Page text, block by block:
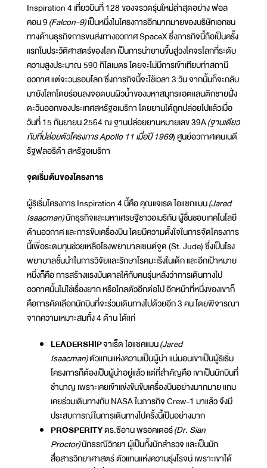
Inspiration 4 เที่ยวบินที่ 128 ของจรวดรุ่นใหม่ล่าสุดอย่าง ฟอล
คอน 9(Falcon-9)เป็นหนึ่งในโครงการอีกมากมายของบริษัทเอกชน
ทางด้านธุรกิจการขนส่งทางอวกาศ SpaceX ซึ่งภารกิจนี้ถือเป็นครั้ง
แรกในประวัติศาสตร์ของโลก เป็นการนำยานขึ้นสู่วงโคจร​โลกที่ระดับ
ความสูงประมาณ 590 กิโลเมตร โดยจะไม่มีการเข้าเทียบท่าสถานี
อวกาศ​ แต่จะวนรอบโลก ซึ่งภารกิจนี้จะใช้เวลา 3 วัน จากนั้นก็จะกลับ
มายังโลกโดยร่อนลงจอดบนผิวน้ำของมหาสมุทรแอตแลนติกชายฝั่ง
ตะวันออกของประเทศสหรัฐอเมริกา โดยยานได้ถูกปล่อยไปแล้วเมื่อ
วันที่ 15 กันยายน 2564 ณ ฐานปล่อยยานหมายเลข 39A(ฐานเดียว
กับที่ปล่อยตัวโครงการ Apollo 11 เมื่อปี 1969) ศูนย์อวกาศเคนเนดี
รัฐฟลอริด้า สหรัฐอเมริกา
จุดเริ่มต้นของโครงการ
ผู้ริเริ่มโครงการ Inspiration 4 นี้คือ คุณแจเรด ไอแซกแมน(Jared
Isaacman)นักธุรกิจและมหาเศรษฐีชาวอเมริกัน ผู้ชื่นชอบเทคโนโลยี
ด้านอวกาศ และการขับเครื่องบิน โดยมีความตั้งใจในการจัดโครงการ
นี้เพื่อระดมทุนช่วยเหลือโรงพยาบาลเซนต์จูด (St. Jude) ซึ่งเป็นโรง
พยาบาลชั้นนำในการวิจัยและรักษาโรคมะเร็งในเด็ก และอีกเป้าหมาย
หนึ่งก็คือ การสร้างแรงบันดาลให้กับคนรุ่นหลังว่าการเดินทางไป
อวกาศนั้นไม่ใช่เรื่องยาก หรือไกลตัวอีกต่อไป อีกหน้าที่หนึ่งของเขาก็
คือการคัดเลือกนักบินที่จะร่วมเดินทางไปด้วยอีก 3 คน โดยพิจารณา
จากความเหมาะสมทั้ง 4 ด้าน ได้แก่
LEADERSHIPจาเร็ด ไอแซคแมน(Jared
Isaacman)ตัวแทนแห่งความเป็นผู้นำ แน่นอนเขาเป็นผู้ริเริ่ม
โครงการก็ต้องเป็นผู้นำอยู่แล้ว แต่ที่สำคัญคือ เขาเป็นนักบินที่
ชำนาญ เพราะเคยเข้าแข่งขันขับเครื่องบินอย่างมากมาย แถม
เคยร่วมเดินทางกับ NASA ในภารกิจ Crew-1 มาแล้ว จึงมี
ประสบการณ์ในการเดินทางไปครั้งนี้เป็นอย่างมาก
PROSPERITYดร.ซีอาน พรอคเตอร์(Dr. Sian
Proctor)นักธรณีวิทยา ผู้เป็นทั้งนักสำรวจ และเป็นนัก
สื่อสารวิทยาศาสตร์ ตัวแทนแห่งความรุ่งโรจน์ เพราะเขาได้